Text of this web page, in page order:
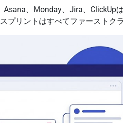
Asana、Monday、Jira、ClickUp
プリントはすべてファーストク